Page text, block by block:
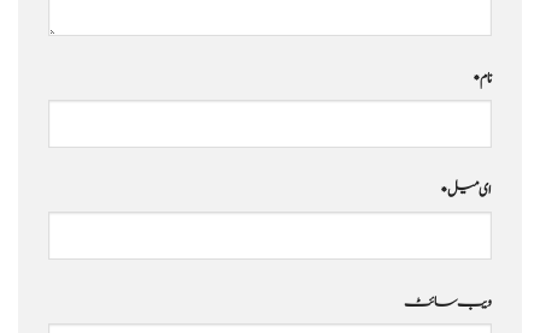
نام*
ای میل*
ویب‌ سائٹ